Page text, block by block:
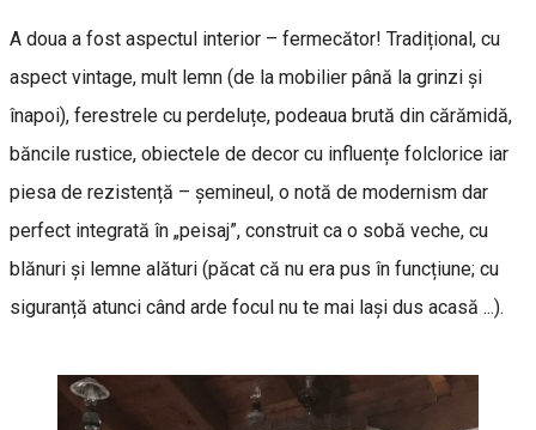
A doua a fost aspectul interior – fermecător! Tradițional, cu
aspect vintage, mult lemn (de la mobilier până la grinzi și
înapoi), ferestrele cu perdeluțe, podeaua brută din cărămidă,
băncile rustice, obiectele de decor cu influențe folclorice iar
piesa de rezistență – șemineul, o notă de modernism dar
perfect integrată în „peisaj”, construit ca o sobă veche, cu
blănuri și lemne alături (păcat că nu era pus în funcțiune; cu
siguranță atunci când arde focul nu te mai lași dus acasă ...).